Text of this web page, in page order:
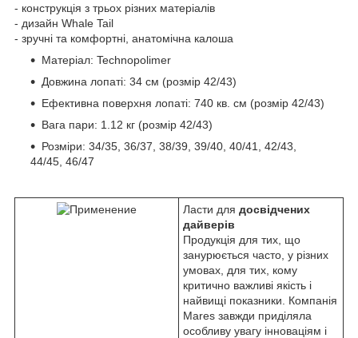
- конструкція з трьох різних матеріалів
- дизайн Whale Tail
- зручні та комфортні, анатомічна калоша
Матеріал: Technopolimer
Довжина лопаті: 34 см (розмір 42/43)
Ефективна поверхня лопаті: 740 кв. см (розмір 42/43)
Вага пари: 1.12 кг (розмір 42/43)
Розміри: 34/35, 36/37, 38/39, 39/40, 40/41, 42/43,
44/45, 46/47
Ласти для досвідчених
дайверів
Продукція для тих, що
занурюється часто, у різних
умовах, для тих, кому
критично важливі якість і
найвищі показники. Компанія
Mares завжди приділяла
особливу увагу інноваціям і